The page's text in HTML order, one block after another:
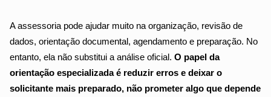
A assessoria pode ajudar muito na organização, revisão de
dados, orientação documental, agendamento e preparação. No
entanto, ela não substitui a análise oficial. O papel da
orientação especializada é reduzir erros e deixar o
solicitante mais preparado, não prometer algo que depende